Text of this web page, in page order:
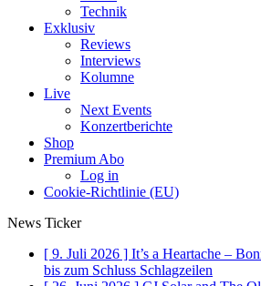
Technik
Exklusiv
Reviews
Interviews
Kolumne
Live
Next Events
Konzertberichte
Shop
Premium Abo
Log in
Cookie-Richtlinie (EU)
News Ticker
[ 9. Juli 2026 ] It’s a Heartache –
bis zum Schluss Schlagzeilen